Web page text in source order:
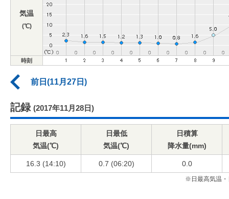
気温
(℃)
時刻
前日(11月27日)
記録 (2017年11月28日)
日最高
気温(℃)
日最低
気温(℃)
日積算
降水量(mm)
16.3 (14:10) 0.7 (06:20) 0.0
※日最高気温・